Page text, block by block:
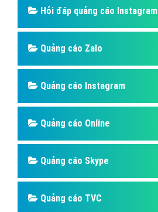
Hỏi đáp quảng cáo Instagram
Quảng cáo Zalo
Quảng cáo Instagram
Quảng cáo Online
Quảng cáo Skype
Quảng cáo TVC